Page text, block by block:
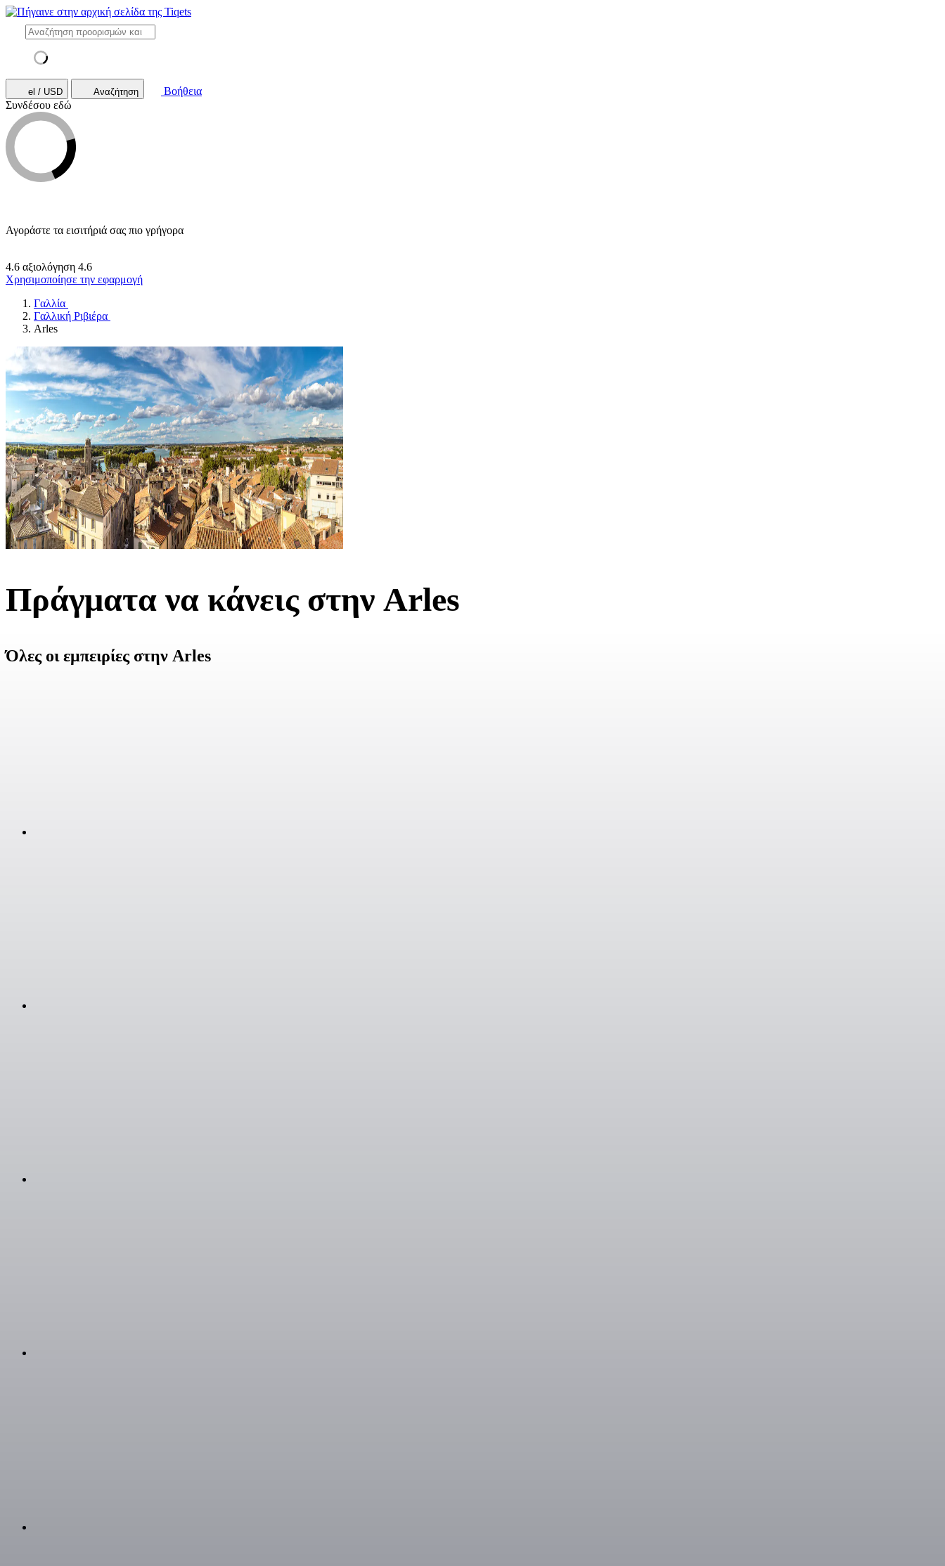
el / USD Αναζήτηση
Βοήθεια
Συνδέσου εδώ
Αγοράστε τα εισιτήριά σας πιο γρήγορα
4.6 αξιολόγηση 4.6
Χρησιμοποίησε την εφαρμογή
Γαλλία
Γαλλική Ριβιέρα
Arles
Πράγματα να κάνεις στην Arles
Όλες οι εμπειρίες στην Arles